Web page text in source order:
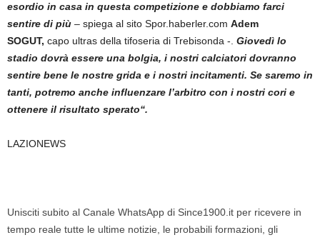
esordio in casa in questa competizione e dobbiamo farci
sentire di più – spiega al sito Spor.haberler.com Adem
SOGUT, capo ultras della tifoseria di Trebisonda -. Giovedì lo
stadio dovrà essere una bolgia, i nostri calciatori dovranno
sentire bene le nostre grida e i nostri incitamenti. Se saremo in
tanti, potremo anche influenzare l’arbitro con i nostri cori e
ottenere il risultato sperato“.
LAZIONEWS
Unisciti subito al Canale WhatsApp di Since1900.it per ricevere in
tempo reale tutte le ultime notizie, le probabili formazioni, gli